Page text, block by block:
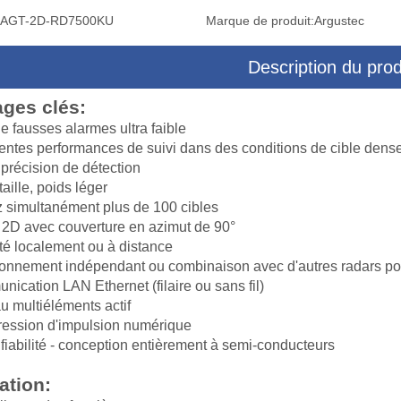
ciblage à trois axes multi-
pour caméra drone
AGT-2D-RD7500KU Marque de produit:Argustec
Description du
clés:
fausses alarmes ultra faible
performances de suivi dans des conditions de cible
de détection
poids léger
simultanément plus de 100 cibles
avec couverture en azimut de 90°
localement ou à distance
indépendant ou combinaison avec d'autres radars
LAN Ethernet (filaire ou sans fil)
multiéléments actif
d'impulsion numérique
- conception entièrement à semi-conducteurs